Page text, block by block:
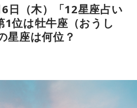
きゃりーぱみゅぱみゅ Chapter
～
～12:55
ーぱみゅぱみゅ
過ぎず、自分らしく生きていると感
いといけない」という自身の思い込
。
紙」にちなみ、森下さんは、美しい
ときに手紙を書くことが多いと話し
が夏を過ごした群島で、海を眺めな
紙にしたためる時間を大切にしてい
日（木）「12星座占い
1位は牡牛座（おうし
星座は何位？